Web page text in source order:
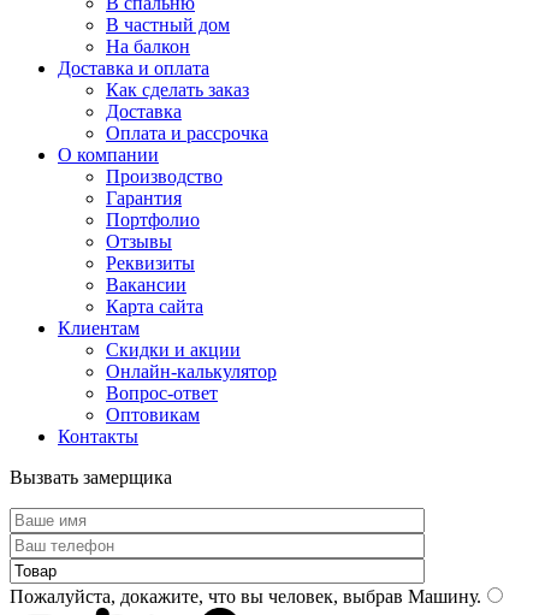
В частный дом
На балкон
Доставка и оплата
Как сделать заказ
Доставка
Оплата и рассрочка
О компании
Производство
Гарантия
Портфолио
Отзывы
Реквизиты
Вакансии
Карта сайта
Клиентам
Скидки и акции
Онлайн-калькулятор
Вопрос-ответ
Оптовикам
Контакты
Вызвать замерщика
Пожалуйста, докажите, что вы человек, выбрав Машину.